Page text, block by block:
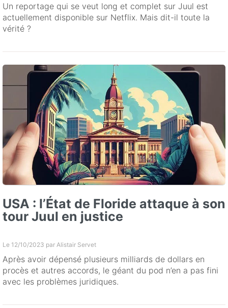
Un reportage qui se veut long et complet sur Juul est
actuellement disponible sur Netflix. Mais dit-il toute la
vérité ?
USA : l’État de Floride attaque à son
tour Juul en justice
Le 12/10/2023 par Alistair Servet
Après avoir dépensé plusieurs milliards de dollars en
procès et autres accords, le géant du pod n’en a pas fini
avec les problèmes juridiques.